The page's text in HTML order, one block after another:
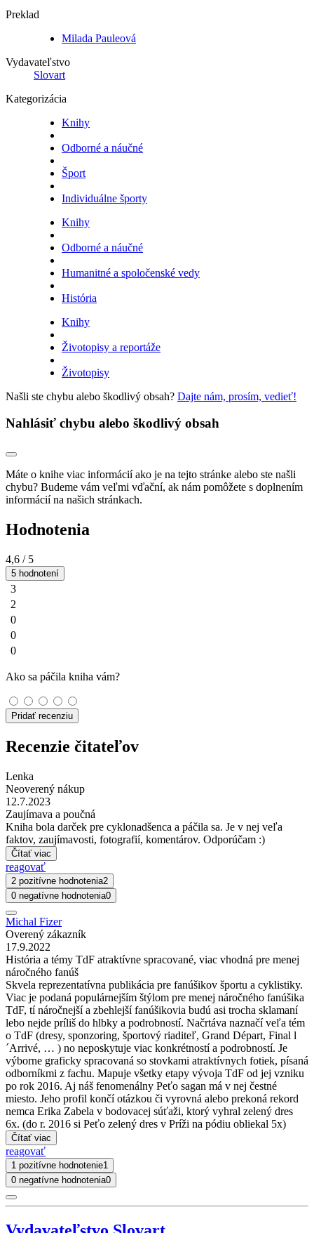
Preklad
Milada Pauleová
Vydavateľstvo
Slovart
Kategorizácia
Knihy
Odborné a náučné
Šport
Individuálne športy
Knihy
Odborné a náučné
Humanitné a spoločenské vedy
História
Knihy
Životopisy a reportáže
Životopisy
Našli ste chybu alebo škodlivý obsah? Dajte nám, prosím, vedieť!
Nahlásiť chybu alebo škodlivý obsah
Máte o knihe viac informácií ako je na tejto stránke alebo ste našli
chybu? Budeme vám veľmi vďační, ak nám pomôžete s doplnením
informácií na našich stránkach.
Hodnotenia
4,6 / 5
5 hodnotení
3
2
0
0
0
Ako sa páčila kniha vám?
Pridať recenziu
Recenzie čitateľov
Lenka
Neoverený nákup
12.7.2023
Zaujímava a poučná
Kniha bola darček pre cyklonadšenca a páčila sa. Je v nej veľa
faktov, zaujímavosti, fotografií, komentárov. Odporúčam :)
Čítať viac
reagovať
2 pozitívne hodnotenia2
0 negatívne hodnotenia0
Michal Fizer
Overený zákazník
17.9.2022
História a témy TdF atraktívne spracované, viac vhodná pre menej
náročného fanúš
Skvela reprezentatívna publikácia pre fanúšikov športu a cyklistiky.
Viac je podaná populárnejším štýlom pre menej náročného fanúšika
TdF, tí náročnejší a zbehlejší fanúšikovia budú asi trocha sklamaní
lebo nejde príliš do hlbky a podrobností. Načrtáva naznačí veľa tém
o TdF (dresy, sponzoring, športový riaditeľ, Grand Départ, Final l
´Arrivé, … ) no neposkytuje viac konkrétností a podrobností. Je
výborne graficky spracovaná so stovkami atraktívnych fotiek, písaná
odborníkmi z fachu. Mapuje všetky etapy vývoja TdF od jej vzniku
po rok 2016. Aj náš fenomenálny Peťo sagan má v nej čestné
miesto. Jeho profil končí otázkou či vyrovná alebo prekoná rekord
nemca Erika Zabela v bodovacej súťaži, ktorý vyhral zelený dres
6x. (do r. 2016 si Peťo zelený dres v Príži na pódiu obliekal 5x)
Čítať viac
reagovať
1 pozitívne hodnotenie1
0 negatívne hodnotenia0